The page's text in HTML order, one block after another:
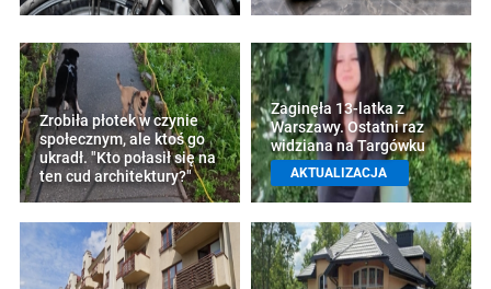
Zrobiła płotek w czynie
społecznym, ale ktoś go
ukradł. "Kto połasił się na
ten cud architektury?"
Zaginęła 13-latka z
Warszawy. Ostatni raz
widziana na Targówku
AKTUALIZACJA